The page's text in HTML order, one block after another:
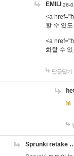
EMILI 26-
<a href="
할 수 있
<a href="
화할 수
답글달기
Sprunki retake